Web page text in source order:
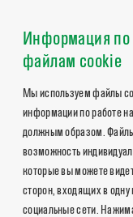
Информация по
файлам cookie
Мы используем файлы
информации по работе
должным образом.
возможность
которые вы можете
сторон, входящих в
социальные сети.